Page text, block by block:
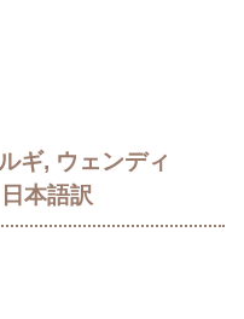
ギ, ウェンディ
本語訳